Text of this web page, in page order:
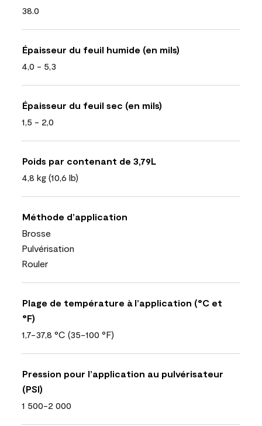
38.0
Épaisseur du feuil humide (en mils)
4,0 - 5,3
Épaisseur du feuil sec (en mils)
1,5 - 2,0
Poids par contenant de 3,79L
4,8 kg (10,6 lb)
Méthode d’application
Brosse
Pulvérisation
Rouler
Plage de température à l’application (°C et
°F)
1,7-37,8 °C (35-100 °F)
Pression pour l’application au pulvérisateur
(PSI)
1 500-2 000